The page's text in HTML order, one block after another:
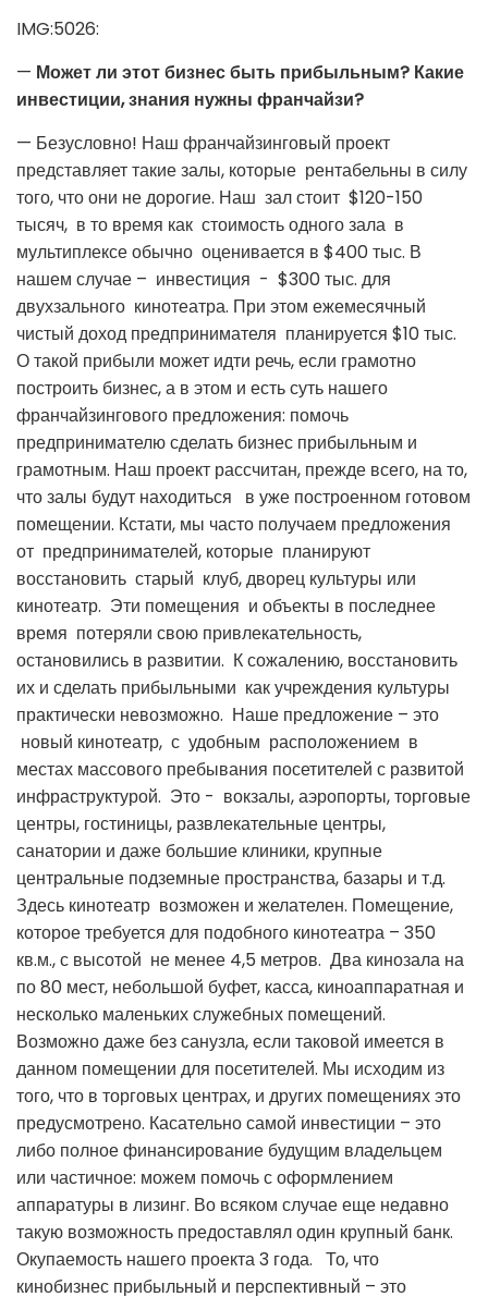
IMG:5026:
— Может ли этот бизнес быть прибыльным? Какие
инвестиции, знания нужны франчайзи?
— Безусловно! Наш франчайзинговый проект
представляет такие залы, которые рентабельны в силу
того, что они не дорогие. Наш зал стоит $120-150
тысяч, в то время как стоимость одного зала в
мультиплексе обычно оценивается в $400 тыс. В
нашем случае – инвестиция - $300 тыс. для
двухзального кинотеатра. При этом ежемесячный
чистый доход предпринимателя планируется $10 тыс.
О такой прибыли может идти речь, если грамотно
построить бизнес, а в этом и есть суть нашего
франчайзингового предложения: помочь
предпринимателю сделать бизнес прибыльным и
грамотным. Наш проект рассчитан, прежде всего, на то,
что залы будут находиться в уже построенном готовом
помещении. Кстати, мы часто получаем предложения
от предпринимателей, которые планируют
восстановить старый клуб, дворец культуры или
кинотеатр. Эти помещения и объекты в последнее
время потеряли свою привлекательность,
остановились в развитии. К сожалению, восстановить
их и сделать прибыльными как учреждения культуры
практически невозможно. Наше предложение – это
новый кинотеатр, с удобным расположением в
местах массового пребывания посетителей с развитой
инфраструктурой. Это - вокзалы, аэропорты, торговые
центры, гостиницы, развлекательные центры,
санатории и даже большие клиники, крупные
центральные подземные пространства, базары и т.д.
Здесь кинотеатр возможен и желателен. Помещение,
которое требуется для подобного кинотеатра – 350
кв.м., с высотой не менее 4,5 метров. Два кинозала на
по 80 мест, небольшой буфет, касса, киноаппаратная и
несколько маленьких служебных помещений.
Возможно даже без санузла, если таковой имеется в
данном помещении для посетителей. Мы исходим из
того, что в торговых центрах, и других помещениях это
предусмотрено. Касательно самой инвестиции – это
либо полное финансирование будущим владельцем
или частичное: можем помочь с оформлением
аппаратуры в лизинг. Во всяком случае еще недавно
такую возможность предоставлял один крупный банк.
Окупаемость нашего проекта 3 года. То, что
кинобизнес прибыльный и перспективный – это